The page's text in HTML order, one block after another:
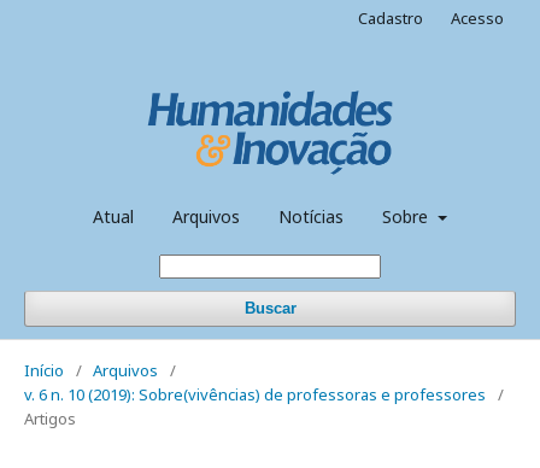
Atual Arquivos Notícias Sobre
Buscar
Cadastro Acesso
Início / Arquivos
/
v. 6 n. 10 (2019): Sobre(vivências) de professoras e professores
/
Artigos